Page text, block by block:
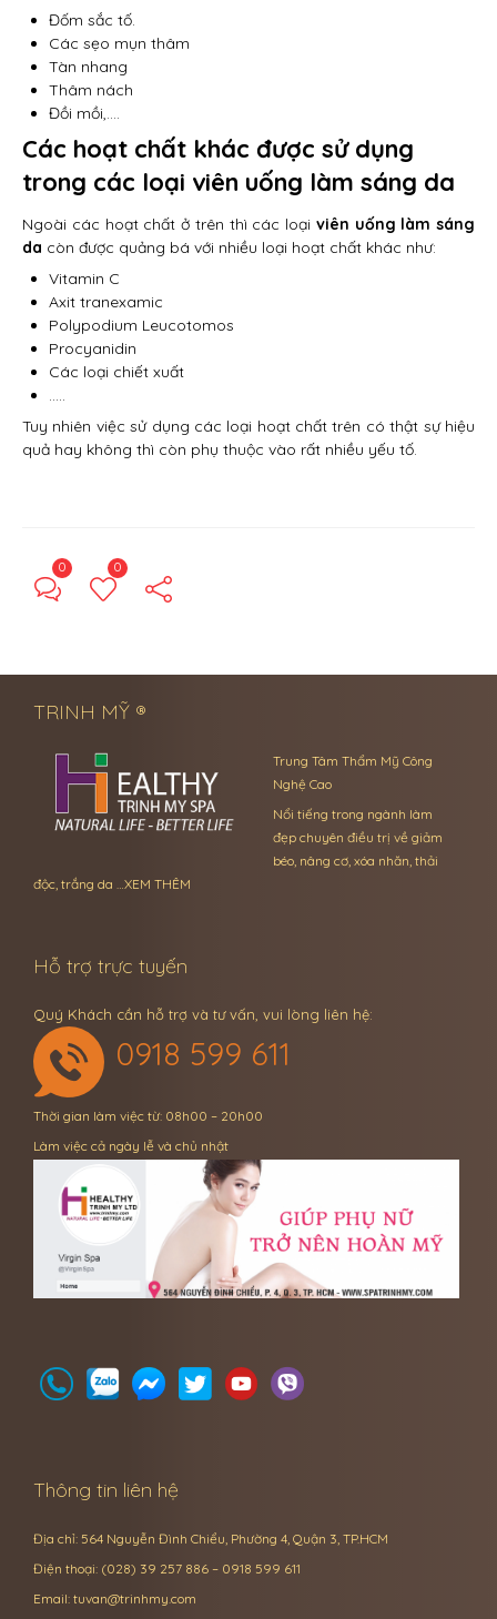
Đốm sắc tố.
Các sẹo mụn thâm
Tàn nhang
Thâm nách
Đồi mồi,….
Các hoạt chất khác được sử dụng
trong các loại viên uống làm sáng da
Ngoài các hoạt chất ở trên thì các loại viên uống làm sáng
da còn được quảng bá với nhiều loại hoạt chất khác như:
Vitamin C
Axit tranexamic
Polypodium Leucotomos
Procyanidin
Các loại chiết xuất
…..
Tuy nhiên việc sử dụng các loại hoạt chất trên có thật sự hiệu
quả hay không thì còn phụ thuộc vào rất nhiều yếu tố.
0 0
TRINH MỸ ®
Trung Tâm Thẩm Mỹ Công
Nghệ Cao
Nổi tiếng trong ngành làm
đẹp chuyên điều trị về giảm
béo, nâng cơ, xóa nhăn, thải
độc, trắng da … XEM THÊM
Hỗ trợ trực tuyến
Quý Khách cần hỗ trợ và tư vấn, vui lòng liên hệ:
0918 599 611
Thời gian làm việc từ: 08h00 – 20h00
Làm việc cả ngày lễ và chủ nhật
Thông tin liên hệ
Địa chỉ: 564 Nguyễn Đình Chiểu, Phường 4, Quận 3, TP.HCM
Điện thoại: (028) 39 257 886 – 0918 599 611
Email: tuvan@trinhmy.com